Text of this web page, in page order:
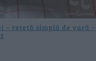
– rețetă simplă de vară –